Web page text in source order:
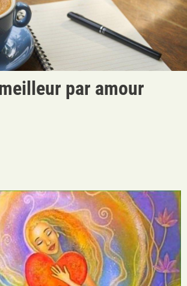
par amour